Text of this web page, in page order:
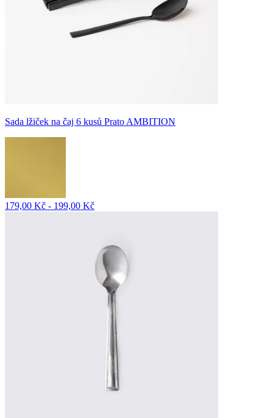
Sada lžiček na čaj 6 kusů Prato AMBITION
179,00 Kč - 199,00 Kč